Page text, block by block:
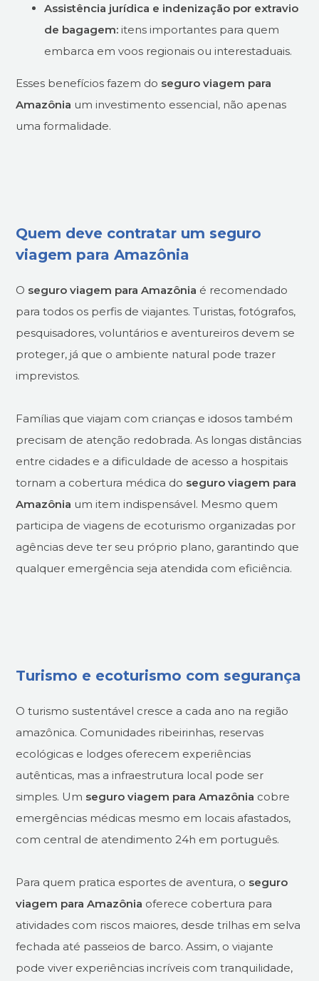
Assistência jurídica e indenização por extravio
de bagagem: itens importantes para quem
embarca em voos regionais ou interestaduais.
Esses benefícios fazem do seguro viagem para
Amazônia um investimento essencial, não apenas
uma formalidade.
Quem deve contratar um seguro
viagem para Amazônia
O seguro viagem para Amazônia é recomendado
para todos os perfis de viajantes. Turistas, fotógrafos,
pesquisadores, voluntários e aventureiros devem se
proteger, já que o ambiente natural pode trazer
imprevistos.
Famílias que viajam com crianças e idosos também
precisam de atenção redobrada. As longas distâncias
entre cidades e a dificuldade de acesso a hospitais
tornam a cobertura médica do seguro viagem para
Amazônia um item indispensável. Mesmo quem
participa de viagens de ecoturismo organizadas por
agências deve ter seu próprio plano, garantindo que
qualquer emergência seja atendida com eficiência.
Turismo e ecoturismo com segurança
O turismo sustentável cresce a cada ano na região
amazônica. Comunidades ribeirinhas, reservas
ecológicas e lodges oferecem experiências
autênticas, mas a infraestrutura local pode ser
simples. Um seguro viagem para Amazônia cobre
emergências médicas mesmo em locais afastados,
com central de atendimento 24h em português.
Para quem pratica esportes de aventura, o seguro
viagem para Amazônia oferece cobertura para
atividades com riscos maiores, desde trilhas em selva
fechada até passeios de barco. Assim, o viajante
pode viver experiências incríveis com tranquilidade,